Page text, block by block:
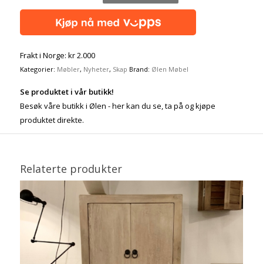
Frakt i Norge: kr 2.000
Kategorier: Møbler, Nyheter, Skap Brand: Ølen Møbel
Se produktet i vår butikk!
Besøk våre butikk i Ølen - her kan du se, ta på og kjøpe
produktet direkte.
Relaterte produkter